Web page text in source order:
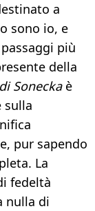
a
sono io, e
più
della
Soneckaè
sulla
pur sapendo
La
fedeltà
nulla di